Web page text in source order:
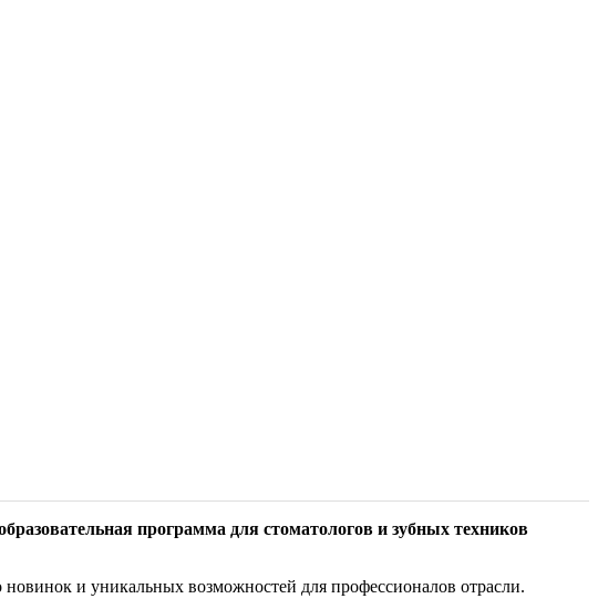
программа для стоматологов и зубных техников
и уникальных возможностей для профессионалов отрасли.